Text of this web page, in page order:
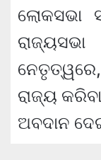
ଲୋକସଭା
ରାଜ୍ୟ
ଅବଦାନ